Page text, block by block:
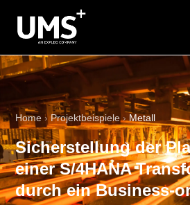
Home › Projektbeispiele › Metall
Sicherstellung der
einer S/4HANA
durch ein Business-